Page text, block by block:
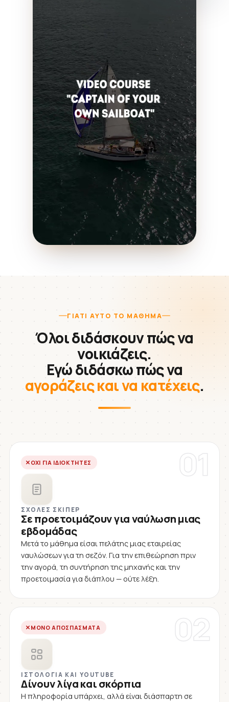
ΓΙΑΤΊ ΑΥΤΌ ΤΟ ΜΆΘΗΜΑ
Όλοι διδάσκουν πώς να
νοικιάζεις.
Εγώ διδάσκω πώς να
αγοράζεις και να κατέχεις.
01
ΌΧΙ ΓΙΑ ΙΔΙΟΚΤΉΤΕΣ
ΣΧΟΛΈΣ ΣΚΊΠΕΡ
Σε προετοιμάζουν για ναύλωση μιας
εβδομάδας
Μετά το μάθημα είσαι πελάτης μιας εταιρείας
ναυλώσεων για τη σεζόν. Για την επιθεώρηση πριν
την αγορά, τη συντήρηση της μηχανής και την
προετοιμασία για διάπλου — ούτε λέξη.
02
ΜΌΝΟ ΑΠΟΣΠΆΣΜΑΤΑ
ΙΣΤΟΛΌΓΙΑ ΚΑΙ YOUTUBE
Δίνουν λίγα και σκόρπια
Η πληροφορία υπάρχει, αλλά είναι διάσπαρτη σε